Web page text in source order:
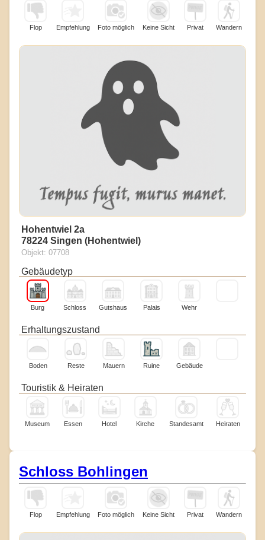
Flop Empfehlung Foto möglich Keine Sicht Privat Wandern
Hohentwiel 2a
78224 Singen (Hohentwiel)
Objekt: 07708
Gebäudetyp
Burg Schloss Gutshaus Palais Wehr
Erhaltungszustand
Boden Reste Mauern Ruine Gebäude
Touristik & Heiraten
Museum Essen Hotel Kirche Standesamt Heiraten
Schloss Bohlingen
Flop Empfehlung Foto möglich Keine Sicht Privat Wandern